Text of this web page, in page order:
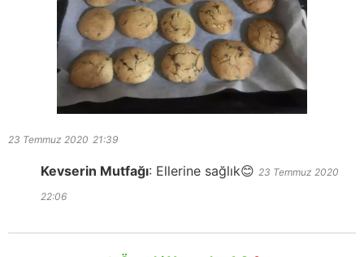
23 Temmuz 2020 21:39
Kevserin Mutfağı: Ellerine sağlık😊 23 Temmuz 2020
22:06